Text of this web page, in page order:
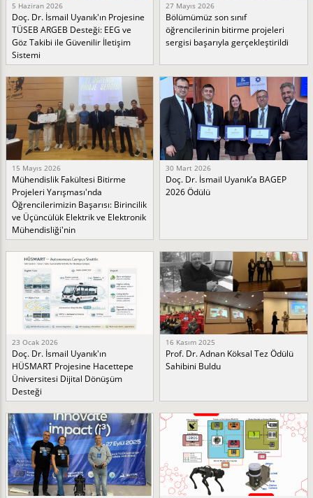
5 Haziran 2026
Doç. Dr. İsmail Uyanık'ın Projesine
TÜSEB ARGEB Desteği: EEG ve
Göz Takibi ile Güvenilir İletişim
Sistemi
27 Mayıs 2026
Bölümümüz son sınıf
öğrencilerinin bitirme projeleri
sergisi başarıyla gerçekleştirildi
15 Mayıs 2026
Mühendislik Fakültesi Bitirme
Projeleri Yarışması'nda
Öğrencilerimizin Başarısı: Birincilik
ve Üçüncülük Elektrik ve Elektronik
Mühendisliği'nin
30 Mart 2026
Doç. Dr. İsmail Uyanık’a BAGEP
2026 Ödülü
23 Ocak 2026
Doç. Dr. İsmail Uyanık'ın
HÜSMART Projesine Hacettepe
Üniversitesi Dijital Dönüşüm
Desteği
16 Kasım 2025
Prof. Dr. Adnan Köksal Tez Ödülü
Sahibini Buldu